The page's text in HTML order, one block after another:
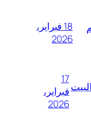
18 فبراير،
2026
17
فبراير،
2026